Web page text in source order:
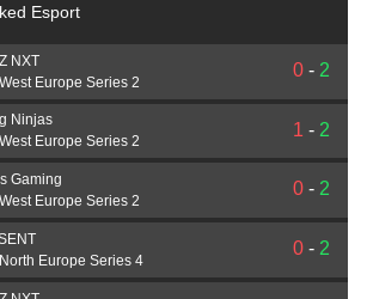
Esport
NXT
Europe Series 2
0 - 2
Ninjas
Europe Series 2
1 - 2
Gaming
Europe Series 2
0 - 2
Europe Series 4
0 - 2